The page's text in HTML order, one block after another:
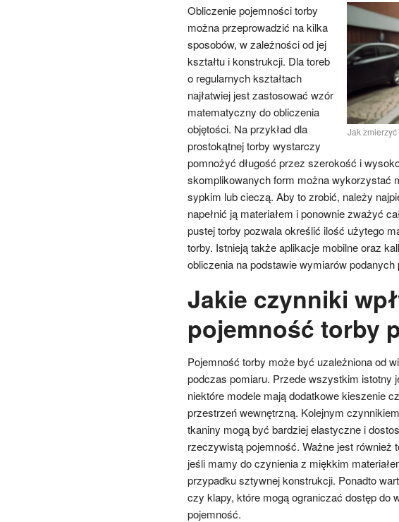
Jak
Obliczenie pojemności torby
można przeprowadzić na kilka
sposobów, w zależności od jej
kształtu i konstrukcji. Dla toreb
o regularnych kształtach
najłatwiej jest zastosować wzór
matematyczny do obliczenia
objętości. Na przykład dla
prostokątnej torby wystarczy
pomnożyć długość przez szerokość i
skomplikowanych form można wykorzystać
sypkim lub cieczą. Aby to zrobić, należy
napełnić ją materiałem i ponownie zważyć
pustej torby pozwala określić ilość użytego
torby. Istnieją także aplikacje mobilne oraz
obliczenia na podstawie wymiarów
Jakie czynniki
pojemność torby
Pojemność torby może być uzależniona od
podczas pomiaru. Przede wszystkim istotny
niektóre modele mają dodatkowe kieszenie
przestrzeń wewnętrzną. Kolejnym
tkaniny mogą być bardziej elastyczne i
rzeczywistą pojemność. Ważne jest również
jeśli mamy do czynienia z miękkim
przypadku sztywnej konstrukcji. Ponadto
czy klapy, które mogą ograniczać dostęp do
pojemność.